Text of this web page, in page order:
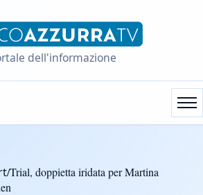
dell'informazione
/Trial, doppietta iridata per Martina